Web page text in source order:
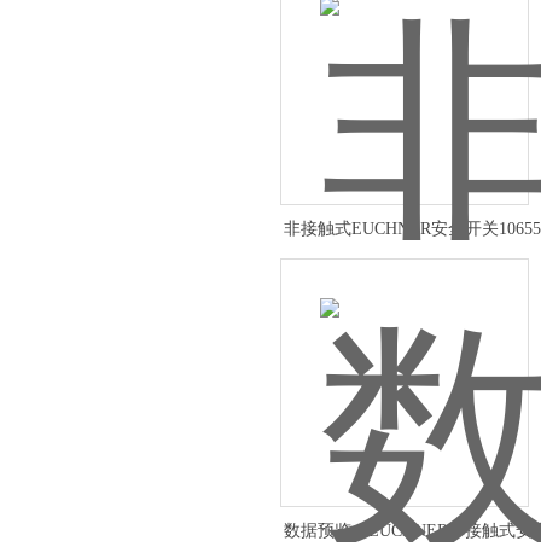
非接触式EUCHNER安全开关
数据预览，EUCHNER非接触式